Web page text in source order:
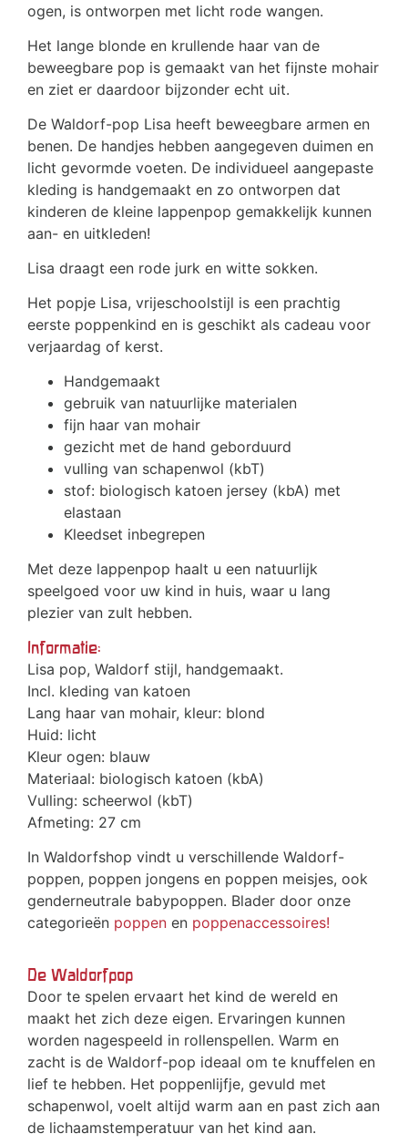
ogen, is ontworpen met licht rode wangen.
Het lange blonde en krullende haar van de
beweegbare pop is gemaakt van het fijnste mohair
en ziet er daardoor bijzonder echt uit.
De Waldorf-pop Lisa heeft beweegbare armen en
benen. De handjes hebben aangegeven duimen en
licht gevormde voeten. De individueel aangepaste
kleding is handgemaakt en zo ontworpen dat
kinderen de kleine lappenpop gemakkelijk kunnen
aan- en uitkleden!
Lisa draagt een rode jurk en witte sokken.
Het popje Lisa, vrijeschoolstijl is een prachtig
eerste poppenkind en is geschikt als cadeau voor
verjaardag of kerst.
Handgemaakt
gebruik van natuurlijke materialen
fijn haar van mohair
gezicht met de hand geborduurd
vulling van schapenwol (kbT)
stof: biologisch katoen jersey (kbA) met
elastaan
Kleedset inbegrepen
Met deze lappenpop haalt u een natuurlijk
speelgoed voor uw kind in huis, waar u lang
plezier van zult hebben.
Informatie:
Lisa pop, Waldorf stijl, handgemaakt.
Incl. kleding van katoen
Lang haar van mohair, kleur: blond
Huid: licht
Kleur ogen: blauw
Materiaal: biologisch katoen (kbA)
Vulling: scheerwol (kbT)
Afmeting: 27 cm
In Waldorfshop vindt u verschillende Waldorf-
poppen, poppen jongens en poppen meisjes, ook
genderneutrale babypoppen. Blader door onze
categorieën poppen en poppenaccessoires!
De Waldorfpop
Door te spelen ervaart het kind de wereld en
maakt het zich deze eigen. Ervaringen kunnen
worden nagespeeld in rollenspellen. Warm en
zacht is de Waldorf-pop ideaal om te knuffelen en
lief te hebben. Het poppenlijfje, gevuld met
schapenwol, voelt altijd warm aan en past zich aan
de lichaamstemperatuur van het kind aan.